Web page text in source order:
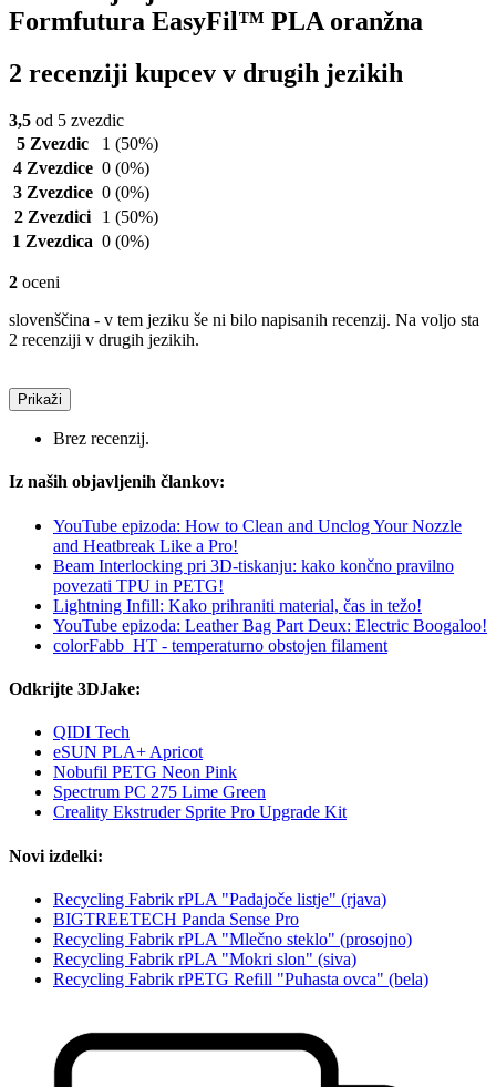
Formfutura EasyFil™ PLA oranžna
2 recenziji kupcev v drugih jezikih
3,5 od 5 zvezdic
5 Zvezdic
1 (50%)
4 Zvezdice 0 (0%)
3 Zvezdice 0 (0%)
2 Zvezdici
1 (50%)
1 Zvezdica 0 (0%)
2 oceni
slovenščina - v tem jeziku še ni bilo napisanih recenzij. Na voljo sta
2 recenziji v drugih jezikih.
Prikaži
Brez recenzij.
Iz naših objavljenih člankov:
YouTube epizoda: How to Clean and Unclog Your Nozzle
and Heatbreak Like a Pro!
Beam Interlocking pri 3D-tiskanju: kako končno pravilno
povezati TPU in PETG!
Lightning Infill: Kako prihraniti material, čas in težo!
YouTube epizoda: Leather Bag Part Deux: Electric Boogaloo!
colorFabb_HT - temperaturno obstojen filament
Odkrijte 3DJake:
QIDI Tech
eSUN PLA+ Apricot
Nobufil PETG Neon Pink
Spectrum PC 275 Lime Green
Creality Ekstruder Sprite Pro Upgrade Kit
Novi izdelki:
Recycling Fabrik rPLA "Padajoče listje" (rjava)
BIGTREETECH Panda Sense Pro
Recycling Fabrik rPLA "Mlečno steklo" (prosojno)
Recycling Fabrik rPLA "Mokri slon" (siva)
Recycling Fabrik rPETG Refill "Puhasta ovca" (bela)